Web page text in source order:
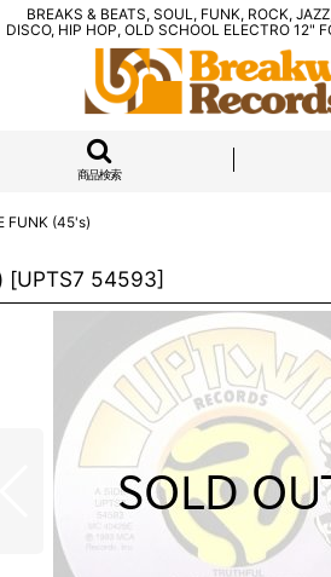
BREAKS & BEATS, SOUL, FUNK, ROCK,
DISCO, HIP HOP, OLD SCHOOL ELECTRO 12"
商品検索
FUNK (45's)
[UPTS7 54593]